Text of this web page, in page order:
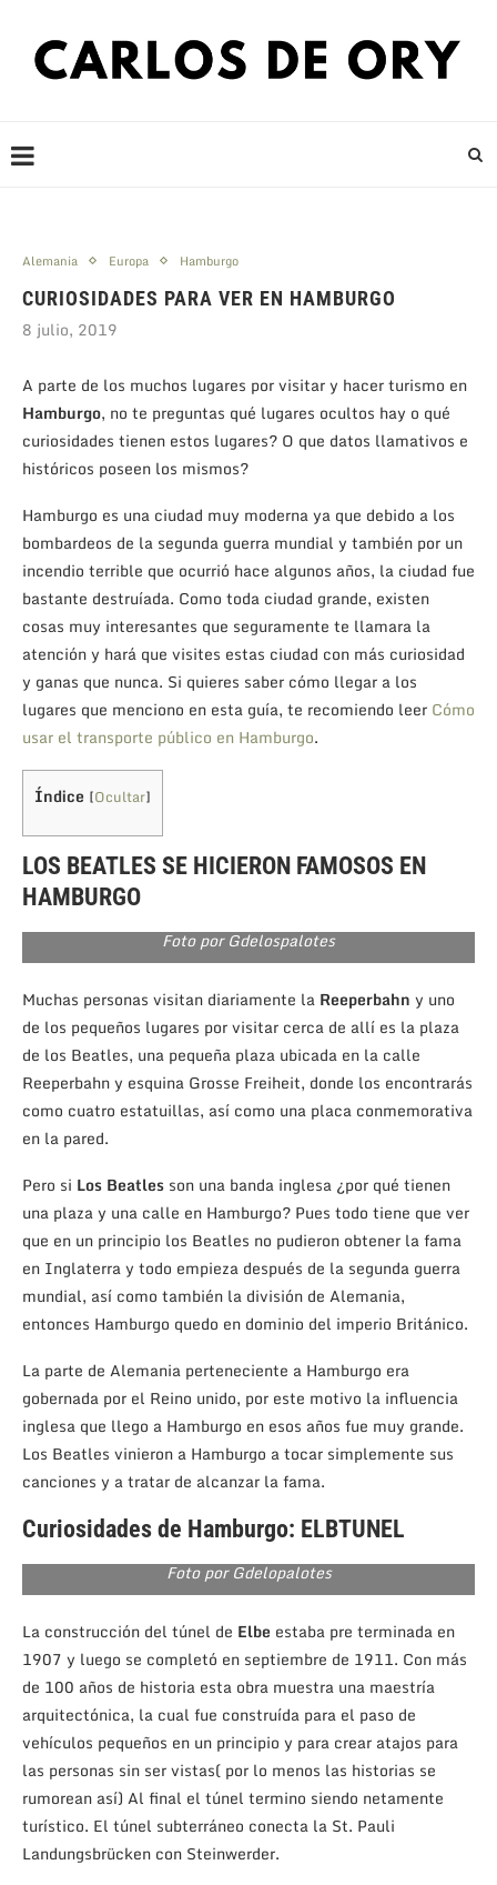
Alemania Europa Hamburgo
CURIOSIDADES PARA VER EN HAMBURGO
8 julio, 2019
A parte de los muchos lugares por visitar y hacer turismo en
Hamburgo, no te preguntas qué lugares ocultos hay o qué
curiosidades tienen estos lugares? O que datos llamativos e
históricos poseen los mismos?
Hamburgo es una ciudad muy moderna ya que debido a los
bombardeos de la segunda guerra mundial y también por un
incendio terrible que ocurrió hace algunos años, la ciudad fue
bastante destruíada. Como toda ciudad grande, existen
cosas muy interesantes que seguramente te llamara la
atención y hará que visites estas ciudad con más curiosidad
y ganas que nunca. Si quieres saber cómo llegar a los
lugares que menciono en esta guía, te recomiendo leer Cómo
usar el transporte público en Hamburgo.
Índice [Ocultar]
LOS BEATLES SE HICIERON FAMOSOS EN
HAMBURGO
Foto por Gdelospalotes
Muchas personas visitan diariamente la Reeperbahn y uno
de los pequeños lugares por visitar cerca de allí es la plaza
de los Beatles, una pequeña plaza ubicada en la calle
Reeperbahn y esquina Grosse Freiheit, donde los encontrarás
como cuatro estatuillas, así como una placa conmemorativa
en la pared.
Pero si Los Beatles son una banda inglesa ¿por qué tienen
una plaza y una calle en Hamburgo? Pues todo tiene que ver
que en un principio los Beatles no pudieron obtener la fama
en Inglaterra y todo empieza después de la segunda guerra
mundial, así como también la división de Alemania,
entonces Hamburgo quedo en dominio del imperio Británico.
La parte de Alemania perteneciente a Hamburgo era
gobernada por el Reino unido, por este motivo la influencia
inglesa que llego a Hamburgo en esos años fue muy grande.
Los Beatles vinieron a Hamburgo a tocar simplemente sus
canciones y a tratar de alcanzar la fama.
Curiosidades de Hamburgo: ELBTUNEL
Foto por Gdelopalotes
La construcción del túnel de Elbe estaba pre terminada en
1907 y luego se completó en septiembre de 1911. Con más
de 100 años de historia esta obra muestra una maestría
arquitectónica, la cual fue construída para el paso de
vehículos pequeños en un principio y para crear atajos para
las personas sin ser vistas( por lo menos las historias se
rumorean así) Al final el túnel termino siendo netamente
turístico. El túnel subterráneo conecta la St. Pauli
Landungsbrücken con Steinwerder.